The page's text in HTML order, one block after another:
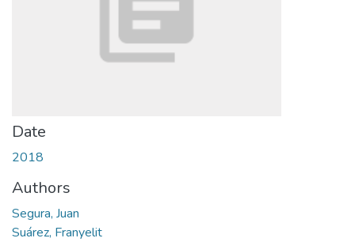
Date
2018
Authors
Segura, Juan
Suárez, Franyelit